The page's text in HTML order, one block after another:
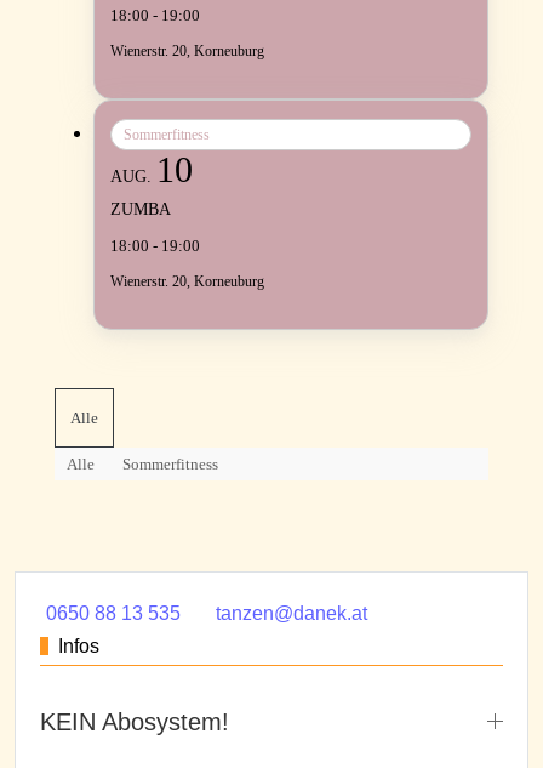
Alle
Alle Sommerfitness
18:00 - 19:00
Wienerstr. 20, Korneuburg
Sommerfitness
AUG. 10
ZUMBA
18:00 - 19:00
Wienerstr. 20, Korneuburg
0650 88 13 535
tanzen@danek.at
Infos
KEIN Abosystem!